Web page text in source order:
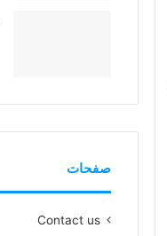
صفحات
Contact us